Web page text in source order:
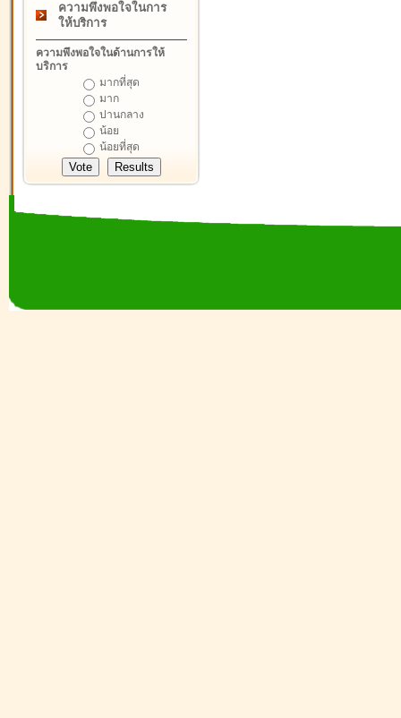
ความพึงพอใจในการ
ให้บริการ
ความพึงพอใจในด้านการให้
บริการ
มากที่สุด
มาก
ปานกลาง
น้อย
น้อยที่สุด